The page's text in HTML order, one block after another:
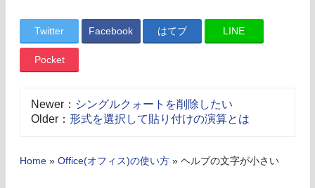
Twitter Facebook はてブ LINE
Pocket
Newer： シングルクォートを削除したい
Older： 形式を選択して貼り付けの演算とは
Home » Office(オフィス)の使い方 » ヘルプの文字が小さい